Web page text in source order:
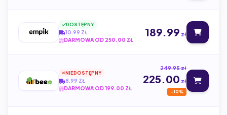
DOSTĘPNY
10.99 ZŁ
DARMOWA OD 250.00 ZŁ
189.99 zł
NIEDOSTĘPNY
8.99 ZŁ
DARMOWA OD 199.00 ZŁ
249.95 zł
225.00 zł
-10%